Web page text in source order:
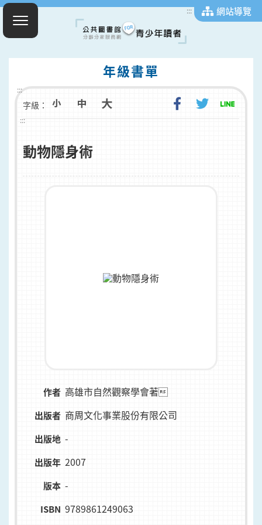
::: 網站導覽
年級書單
:::
字級：
:::
動物隱身術
作者 高雄市自然觀察學會著
出版者 商周文化事業股份有限公司
出版地 -
出版年 2007
版本 -
ISBN 9789861249063